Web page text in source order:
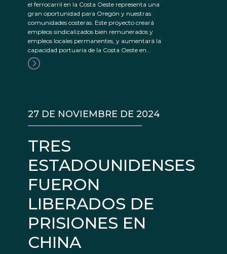
el ferrocarril en la Costa Oeste representa una
gran oportunidad para Oregón y nuestras
comunidades costeras. Este proyecto creará
empleos sindicalizados bien remunerados y
empleos locales permanentes, y aumentará la
capacidad portuaria de la Costa Oeste en...
TRES
ESTADOUNIDENSES
FUERON
LIBERADOS DE
PRISIONES EN
CHINA
27 DE NOVIEMBRE DE 2024